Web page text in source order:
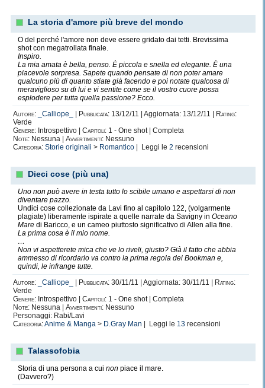
La storia d'amore più breve del mondo
O del perché l'amore non deve essere gridato dai tetti. Brevissima
shot con megatrollata finale.
Inspiro.
La mia amata è bella, penso. È piccola e snella ed elegante. È una
piacevole sorpresa. Sapete quando pensate di non poter amare
qualcuno più di quanto stiate già facendo e poi notate qualcosa di
meraviglioso su di lui e vi sentite come se il vostro cuore possa
esplodere per tutta quella passione? Ecco.
Autore:
_Calliope_ Pubblicata: 13/12/11 | Aggiornata: 13/12/11 |
Rating:
Verde
Genere: Introspettivo | Capitoli: 1 - One shot | Completa
Note: Nessuna | Avvertimenti: Nessuno
Categoria: Storie originali > Romantico | Leggi le 2 recensioni
Dieci cose (più una)
Uno non può avere in testa tutto lo scibile umano e aspettarsi di non
diventare pazzo.
Undici cose collezionate da Lavi fino al capitolo 122, (volgarmente
plagiate) liberamente ispirate a quelle narrate da Savigny in Oceano
Mare di Baricco, e un cameo piuttosto significativo di Allen alla fine.
La prima cosa è il mio nome.
…
Non vi aspetterete mica che ve lo riveli, giusto? Già il fatto che abbia
ammesso di ricordarlo va contro la prima regola dei Bookman e,
quindi, le infrange tutte.
Autore:
_Calliope_ Pubblicata: 30/11/11 | Aggiornata: 30/11/11 |
Rating:
Verde
Genere: Introspettivo | Capitoli: 1 - One shot | Completa
Note: Nessuna | Avvertimenti: Nessuno
Personaggi: Rabi/Lavi
Categoria:Anime & Manga > D.Gray Man | Leggi le 13 recensioni
Talassofobia
Storia di una persona a cui non piace il mare.
(Davvero?)